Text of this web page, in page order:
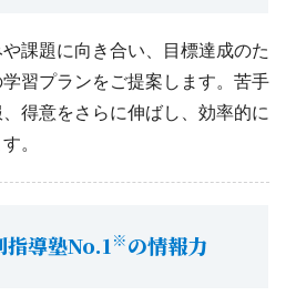
課題に向き合い、目標達成のた
習プランをご提案します。苦手
得意をさらに伸ばし、効率的に
。
指導塾No.1 ※の情報力